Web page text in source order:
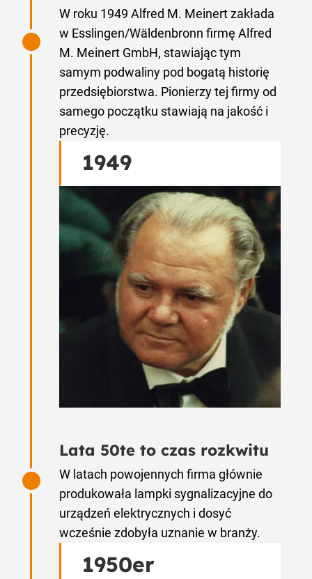
W roku 1949 Alfred M. Meinert zakłada
w Esslingen/Wäldenbronn firmę Alfred
M. Meinert GmbH, stawiając tym
samym podwaliny pod bogatą historię
przedsiębiorstwa. Pionierzy tej firmy od
samego początku stawiają na jakość i
precyzję.
1949
Lata 50te to czas rozkwitu
W latach powojennych firma głównie
produkowała lampki sygnalizacyjne do
urządzeń elektrycznych i dosyć
wcześnie zdobyła uznanie w branży.
1950er